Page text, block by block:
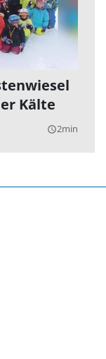
Kälte
query_builder2min